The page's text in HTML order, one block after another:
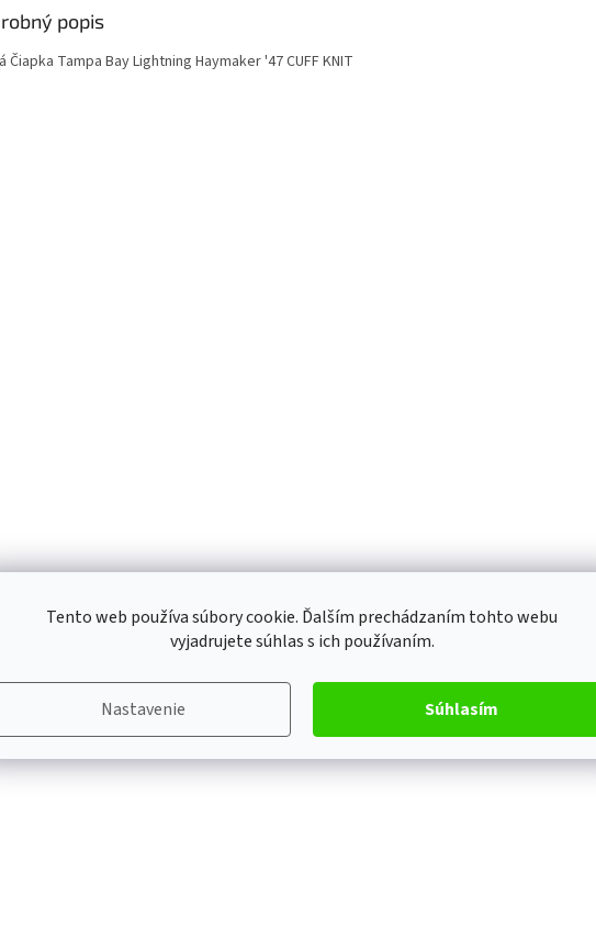
Tento web používa súbory cookie. Ďalším prechádzaním tohto webu
vyjadrujete súhlas s ich používaním.
Nastavenie Súhlasím
popis
Čiapka Tampa Bay Lightning Haymaker '47 CUFF KNIT